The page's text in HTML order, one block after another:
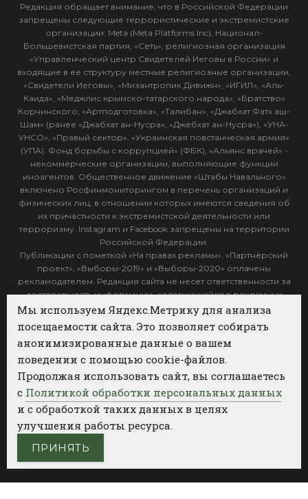
Редакция обращает внимание, что в Российской Федерации
запрещены следующие террористические и экстремистские
организации: Meta (Meta Platforms Inc), Национал-
Большевистская партия, «Сеть», религиозная организация
«Управленческий центр Свидетелей Иеговы в России» и
входящие в ее структуру местные религиозные организации,
«Свидетели Иеговы», «Мизантропик Дивижн», «ИГИЛ», «Аль-
Каида», «Меджлис крымско-татарского народа», «Братство»
Корчинского, «Артподготовка», «Талибан», «Джабхат Фатх аш-
Шам» (ранее «Джабхат ан-Нусра», «Джебхат ан-Нусра»), «УНА-
УНСО», «Правый сектор», «Украинская повстанческая армия»
(УПА). Фонд борьбы с коррупцией» (ФБК), «Альянс врачей» -
некоммерческие организации, выполняющие функции
иноагентов. Общественное движение «Штабы Навального»
включено Росфинмониторингом в перечень организаций и
физических лиц, в отношении которых имеются сведения об
их причастности к экстремистской деятельности или
терроризму. Instagram и Facebook запрещены на территории
Российской Федерации.
Публикации с пометкой «На правах рекламы», «Партнёрский
проект», «Выборы-2019» и «Выборы-2020» оплачены
рекламодателем. Редакция сайта не несет ответственности за
достоверность информации, содержащейся в рекламных
объявлениях.
ФОТОБАНК АГЕНТСТВА БИЗНЕС НОВОСТЕЙ
РЕГИОНЫ ПОЛИТИКА ОБЩЕСТВО
Мы используем Яндекс.Метрику для анализа
посещаемости сайта. Это позволяет собирать
анонимизированные данные о вашем
поведении с помощью cookie-файлов.
Продолжая использовать сайт, вы соглашаетесь
с Политикой обработки персональных данных
и с обработкой таких данных в целях
улучшения работы ресурса.
ПРИНЯТЬ